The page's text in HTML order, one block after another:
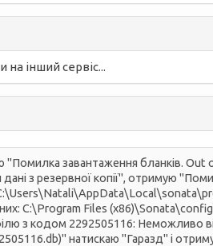
інший сервіс...
"Помилка завантаження бланків.
з резервної копії", отримую
C:\Program Files
з кодом 2292505116: Неможливо
натискаю "Гаразд" і